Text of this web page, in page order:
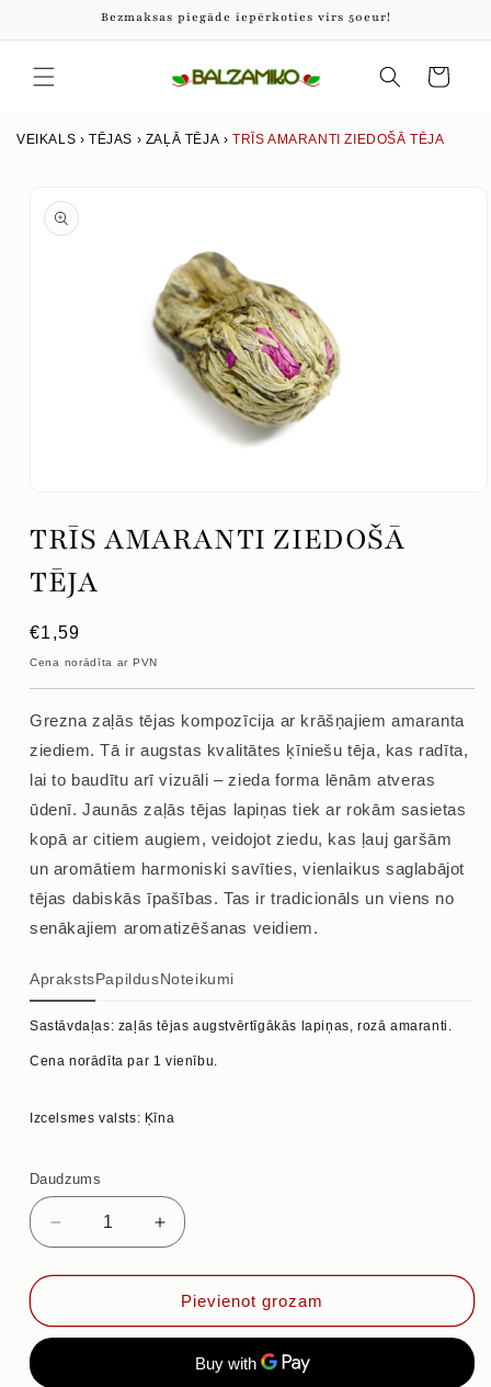
saturu
Bezmaksas piegāde iepērkoties virs 50eur!
grozs
VEIKALS ›TĒJAS › ZAĻĀ TĒJA ›TRĪS AMARANTI ZIEDOŠĀ TĒJA
produkta
informāciju
1
modālajā
logā
TRĪS AMARANTI ZIEDOŠĀ
TĒJA
Parastā
cena
€1,59
Cena norādīta ar PVN
Grezna zaļās tējas kompozīcija ar krāšņajiem amaranta
ziediem. Tā ir augstas kvalitātes ķīniešu tēja, kas radīta,
lai to baudītu arī vizuāli – zieda forma lēnām atveras
ūdenī. Jaunās zaļās tējas lapiņas tiek ar rokām sasietas
kopā ar citiem augiem, veidojot ziedu, kas ļauj garšām
un aromātiem harmoniski savīties, vienlaikus saglabājot
tējas dabiskās īpašības. Tas ir tradicionāls un viens no
senākajiem aromatizēšanas veidiem.
AprakstsPapildusNoteikumi
Sastāvdaļas: zaļās tējas augstvērtīgākās lapiņas, rozā amaranti.
Cena norādīta par 1 vienību.
Izcelsmes valsts: Ķīna
Daudzums
Samazināt
daudzumu
priekš
AMARANTI
Palielināt
daudzumu
priekš
TRĪS
AMARANTI
TĒJA
Pievienot grozam